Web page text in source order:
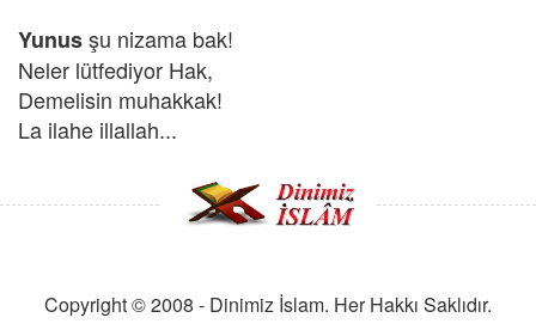
Yunusşu nizama bak!
Neler lütfediyor Hak,
Demelisin muhakkak!
La ilahe illallah...
Copyright © 2008 - Dinimiz İslam. Her Hakkı Saklıdır.